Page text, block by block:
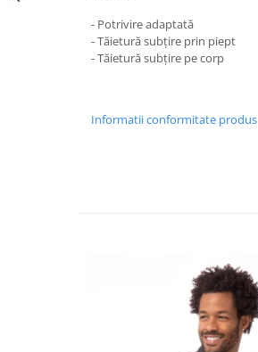
- Potrivire adaptată
- Tăietură subțire prin piept
- Tăietură subțire pe corp
Informatii conformitate produs